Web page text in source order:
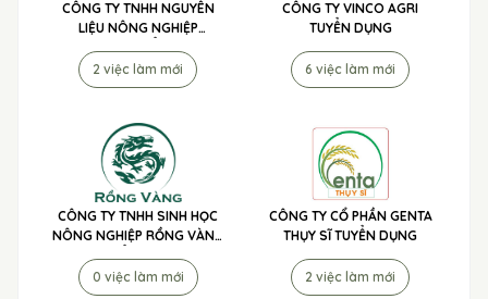
CÔNG TY TNHH NGUYÊN
LIỆU NÔNG NGHIỆP
MEKONG TUYỂN DỤNG
2 việc làm mới
CÔNG TY VINCO AGRI
TUYỂN DỤNG
6 việc làm mới
CÔNG TY TNHH SINH HỌC
NÔNG NGHIỆP RỒNG VÀNG
TUYỂN DỤNG
0 việc làm mới
CÔNG TY CỔ PHẦN GENTA
THỤY SĨ TUYỂN DỤNG
2 việc làm mới